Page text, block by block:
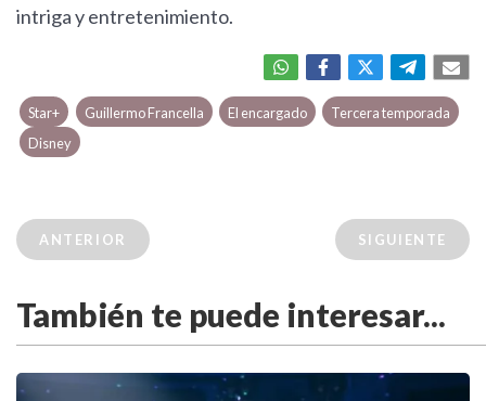
intriga y entretenimiento.
Star+ Guillermo Francella El encargado
Tercera temporada
Disney
ANTERIOR SIGUIENTE
También te puede interesar...